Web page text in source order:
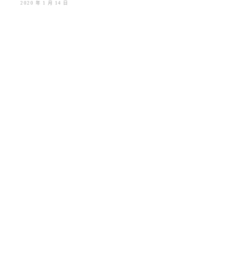
2020 年 1 月 14 日